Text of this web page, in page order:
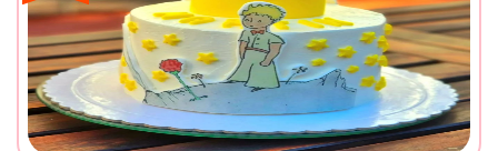
Ver Tarta "El Principito"